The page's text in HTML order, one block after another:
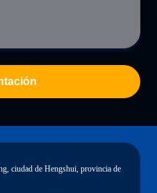
ciudad de Hengshui, provincia de